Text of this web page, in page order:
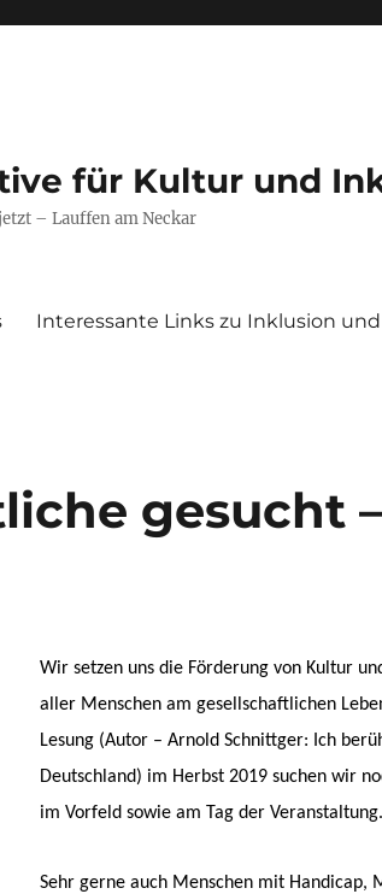
für Kultur und
– Lauffen am Neckar
Interessante Links zu Inklusion und
gesucht
Wir setzen uns die Förderung von Kultur
aller Menschen am gesellschaftlichen
Lesung (Autor – Arnold Schnittger: Ich
Deutschland) im Herbst 2019 suchen wir
im Vorfeld sowie am Tag der Veranstaltung.
Sehr gerne auch Menschen mit